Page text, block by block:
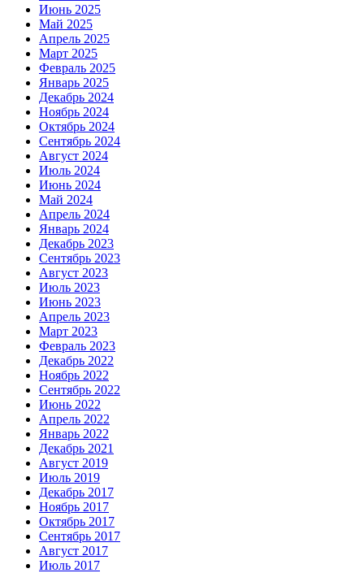
Июнь 2025
Май 2025
Апрель 2025
Март 2025
Февраль 2025
Январь 2025
Декабрь 2024
Ноябрь 2024
Октябрь 2024
Сентябрь 2024
Август 2024
Июль 2024
Июнь 2024
Май 2024
Апрель 2024
Январь 2024
Декабрь 2023
Сентябрь 2023
Август 2023
Июль 2023
Июнь 2023
Апрель 2023
Март 2023
Февраль 2023
Декабрь 2022
Ноябрь 2022
Сентябрь 2022
Июнь 2022
Апрель 2022
Январь 2022
Декабрь 2021
Август 2019
Июль 2019
Декабрь 2017
Ноябрь 2017
Октябрь 2017
Сентябрь 2017
Август 2017
Июль 2017